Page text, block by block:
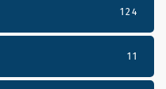
124
11